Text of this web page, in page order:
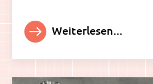
Weiterlesen...